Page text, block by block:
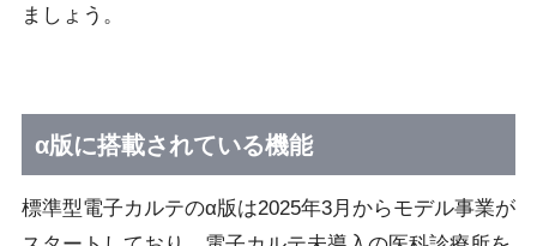
ましょう。
α版に搭載されている機能
標準型電子カルテのα版は2025年3月からモデル事業が